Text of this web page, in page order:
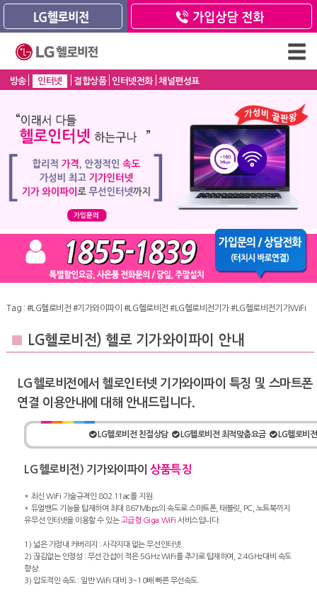
방송 인터넷 결합상품 인터넷전화 채널편성표
Tag : #LG헬로비전 #기가와이파이 #LG헬로비전 #LG헬로비전기가 #LG헬로비전기가WiFi
LG헬로비전) 헬로 기가와이파이 안내
LG헬로비전에서 헬로인터넷 기가와이파이 특징 및 스마트폰
연결 이용안내에 대해 안내드립니다.
LG헬로비전 친절상담 LG헬로비전 최적맞춤요금 LG헬로비
LG헬로비전) 기가와이파이상품특징
* 최신 WiFi 기술규격인 802.11ac를 지원.
* 듀얼밴드 기능을 탑재하여 최대 867Mbps의 속도로 스마트폰, 태블릿, PC, 노트북까지
유무선 인터넷을 이용할 수 있는고급형 Giga WiFi 서비스입니다.
1) 넓은 가정내 커버리지 : 사각지대 없는 무선인터넷.
2) 끊김없는 안정성 : 무선 간섭이 적은 5GHz WiFi를 추가로 탑재하여, 2.4GHz대비 속도
향상.
3) 압도적인 속도 : 일반 WiFi 대비 3~10배 빠른 무선속도.